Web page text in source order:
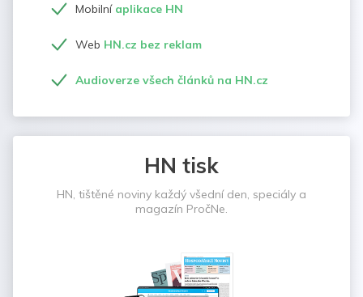
Mobilní aplikace HN
Web HN.cz bez reklam
Audioverze všech článků na HN.cz
HN tisk
HN, tištěné noviny každý všední den, speciály a
magazín PročNe.